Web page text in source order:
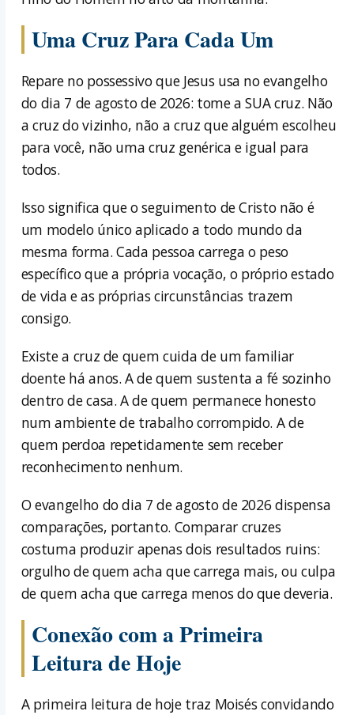
Uma Cruz Para Cada Um
Repare no possessivo que Jesus usa no evangelho
do dia 7 de agosto de 2026: tome a SUA cruz. Não
a cruz do vizinho, não a cruz que alguém escolheu
para você, não uma cruz genérica e igual para
todos.
Isso significa que o seguimento de Cristo não é
um modelo único aplicado a todo mundo da
mesma forma. Cada pessoa carrega o peso
específico que a própria vocação, o próprio estado
de vida e as próprias circunstâncias trazem
consigo.
Existe a cruz de quem cuida de um familiar
doente há anos. A de quem sustenta a fé sozinho
dentro de casa. A de quem permanece honesto
num ambiente de trabalho corrompido. A de
quem perdoa repetidamente sem receber
reconhecimento nenhum.
O evangelho do dia 7 de agosto de 2026 dispensa
comparações, portanto. Comparar cruzes
costuma produzir apenas dois resultados ruins:
orgulho de quem acha que carrega mais, ou culpa
de quem acha que carrega menos do que deveria.
Conexão com a Primeira
Leitura de Hoje
A primeira leitura de hoje traz Moisés convidando